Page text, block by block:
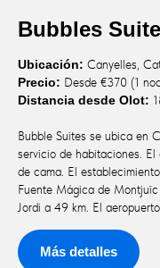
Bubbles
Ubicación: Canyelles,
Precio: Desde €370 (1
Distancia desde Olot:
Bubble Suites se ubica en
servicio de habitaciones.
de cama. El
Fuente Mágica de
Jordi a 49 km. El
Más detalles